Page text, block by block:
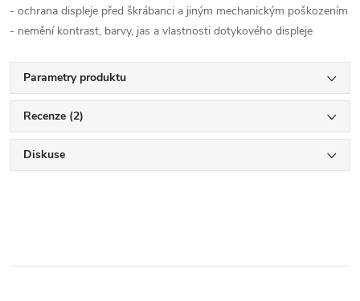
- ochrana displeje před škrábanci a jiným mechanickým poškozením
- nemění kontrast, barvy, jas a vlastnosti dotykového displeje
Parametry produktu
Recenze (2)
Diskuse